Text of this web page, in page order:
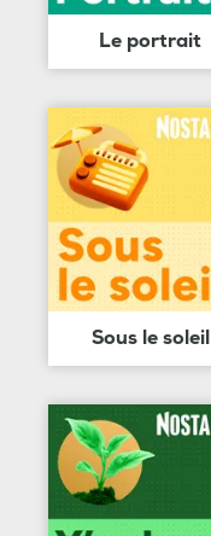
Le portrait
Sous le soleil